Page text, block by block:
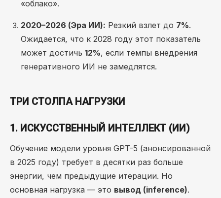
«облако».
2020–2026 (Эра ИИ): Резкий взлет до 7%.
Ожидается, что к 2028 году этот показатель
может достичь 12%, если темпы внедрения
генеративного ИИ не замедлятся.
ТРИ СТОЛПА НАГРУЗКИ
1. ИСКУССТВЕННЫЙ ИНТЕЛЛЕКТ (ИИ)
Обучение модели уровня GPT-5 (анонсированной
в 2025 году) требует в десятки раз больше
энергии, чем предыдущие итерации. Но
основная нагрузка — это вывод (inference).